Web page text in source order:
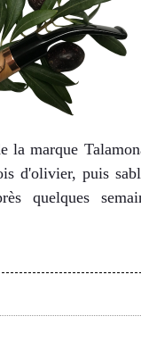
la marque
d'olivier, puis
quelques